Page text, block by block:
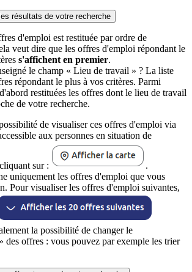
résultats de votre recherche
d'emploi est restituée par ordre de
veut dire que les offres d'emploi répondant le
s'affichent en premier.
le champ « Lieu de travail » ? La liste
répondant le plus à vos critères. Parmi
restituées les offres dont le lieu de travail
de votre recherche.
de visualiser ces offres d'emploi via
aux personnes en situation de
sur :
.
uniquement les offres d'emploi que vous
Pour visualiser les offres d'emploi suivantes,
la possibilité de changer le
des offres : vous pouvez par exemple les trier